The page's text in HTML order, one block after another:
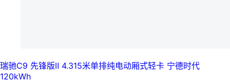
瑞驰C9 先锋版Ⅱ 4.315米单排纯电动厢式轻卡 宁德时代
120kWh